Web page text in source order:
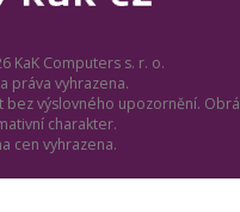
KaK Computers s. r. o.
práva vyhrazena.
výslovného upozornění.
charakter.
cen vyhrazena.